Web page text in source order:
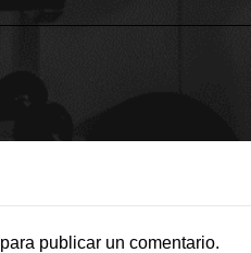
para publicar un comentario.